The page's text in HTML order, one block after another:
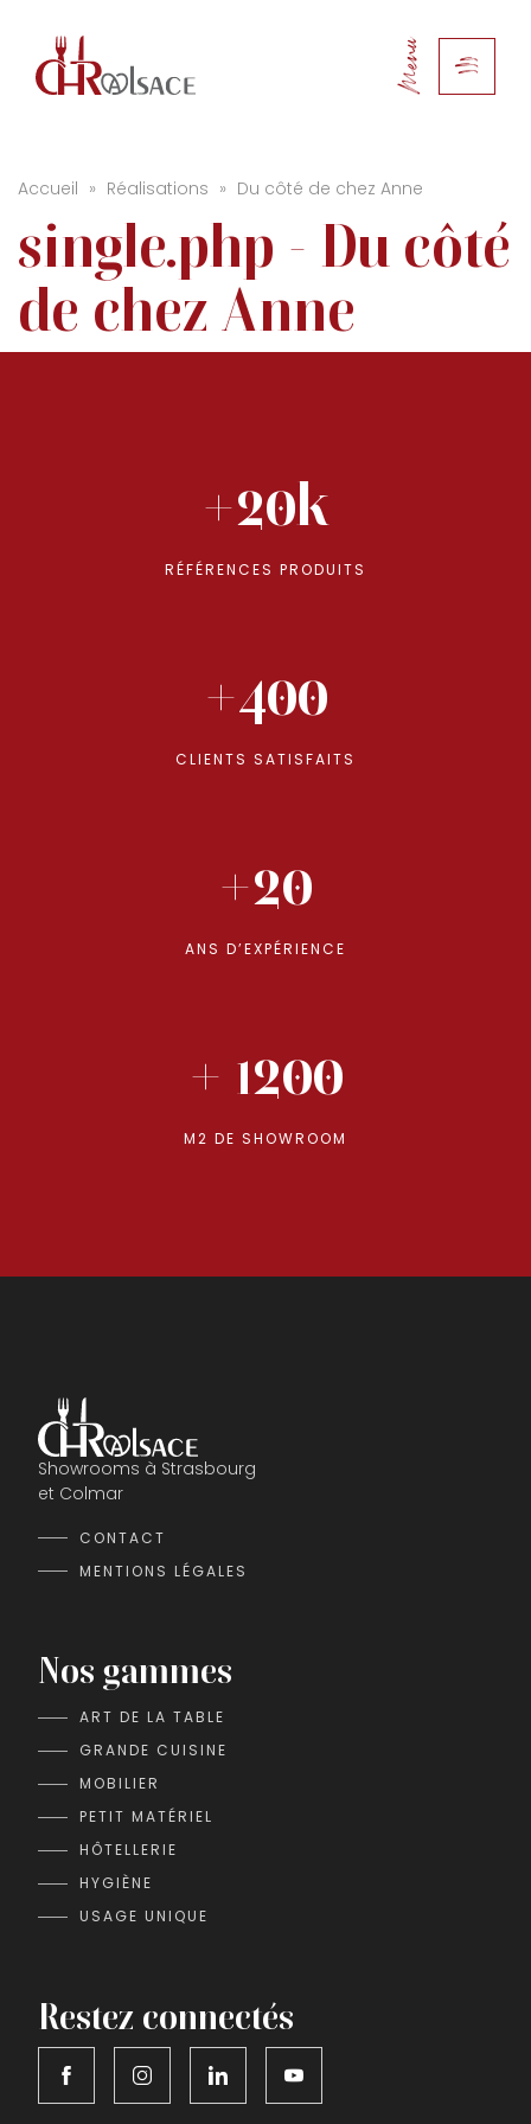
Menu
Accueil » Réalisations » Du côté de chez Anne
single.php - Du côté
de chez Anne
+20k
RÉFÉRENCES PRODUITS
+400
CLIENTS SATISFAITS
+20
ANS D’EXPÉRIENCE
+ 1200
M2 DE SHOWROOM
Showrooms à Strasbourg
et Colmar
CONTACT
MENTIONS LÉGALES
Nos gammes
ART DE LA TABLE
GRANDE CUISINE
MOBILIER
PETIT MATÉRIEL
HÔTELLERIE
HYGIÈNE
USAGE UNIQUE
Restez connectés